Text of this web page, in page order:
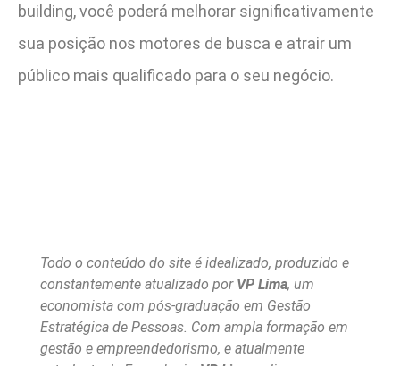
building, você poderá melhorar significativamente
sua posição nos motores de busca e atrair um
público mais qualificado para o seu negócio.
Todo o conteúdo do site é idealizado, produzido e
constantemente atualizado por VP Lima, um
economista com pós-graduação em Gestão
Estratégica de Pessoas. Com ampla formação em
gestão e empreendedorismo, e atualmente